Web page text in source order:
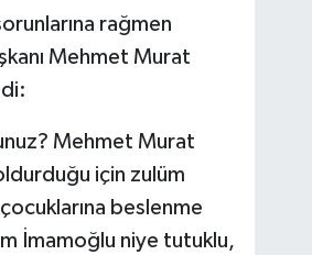
rağmen
Mehmet Murat
Mehmet Murat
için zulüm
beslenme
İmamoğlu niye tutuklu,